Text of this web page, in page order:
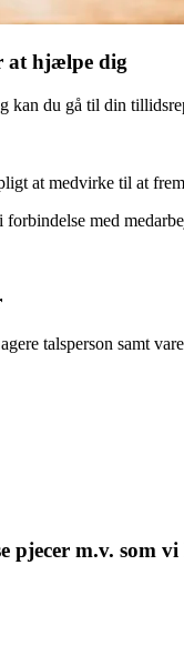
at hjælpe dig
kan du gå til din
at medvirke til at
med
talsperson samt
pjecer m.v. som